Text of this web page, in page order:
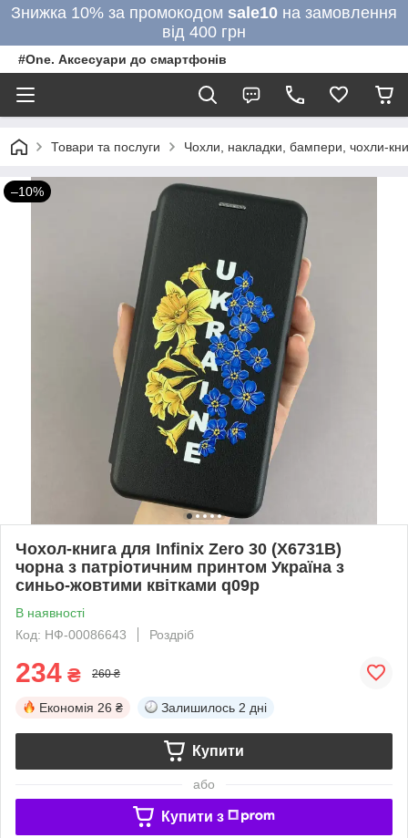
Знижка 10% за промокодом sale10 на замовлення
від 400 грн
#One. Аксесуари до смартфонів
Товари та послуги Чохли, накладки, бампери, чохли-
–10%
Чохол-книга для Infinix Zero 30 (X6731B)
чорна з патріотичним принтом Україна з
синьо-жовтими квітками q09p
В наявності
Код: НФ-00086643
Роздріб
234 ₴ 260 ₴
Економія 26 ₴ Залишилось 2 дні
Купити
або
Купити з